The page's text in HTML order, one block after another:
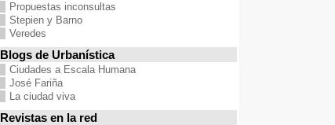
Propuestas inconsultas
Stepien y Barno
Veredes
Blogs de Urbanística
Ciudades a Escala Humana
José Fariña
La ciudad viva
Revistas en la red